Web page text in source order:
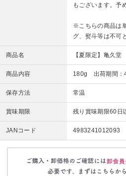
もございます。予
※こちらの商品は
グ、熨斗等は不可
商品名 【夏限定】亀久
商品内容 180g 出荷期間：
保存方法 常温
賞味期限 残り賞味期限60日
JANコード 4983241012093